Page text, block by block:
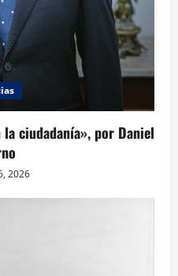
ciudadanía», por Daniel
2026